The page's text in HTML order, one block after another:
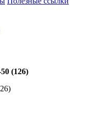
(126)